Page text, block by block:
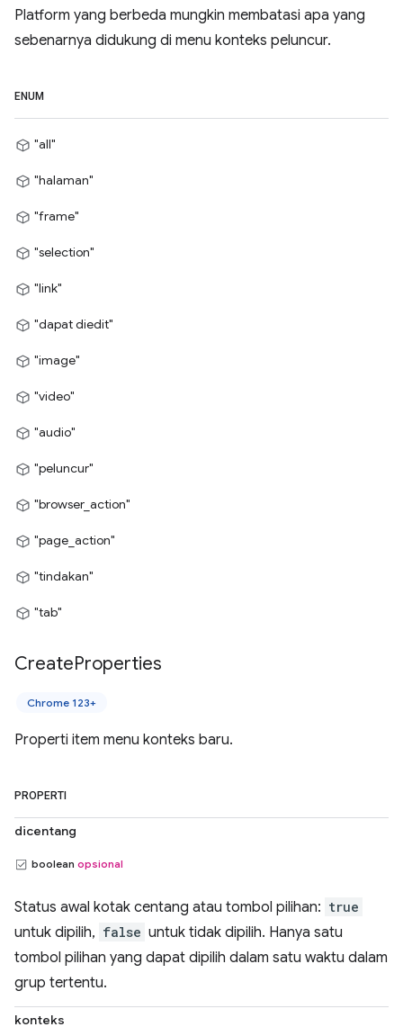
Platform yang berbeda mungkin membatasi apa yang
sebenarnya didukung di menu konteks peluncur.
ENUM
"all"
"halaman"
"frame"
"selection"
"link"
"dapat diedit"
"image"
"video"
"audio"
"peluncur"
"browser_action"
"page_action"
"tindakan"
"tab"
CreateProperties
Chrome 123+
Properti item menu konteks baru.
PROPERTI
dicentang
boolean opsional
Status awal kotak centang atau tombol pilihan: true
untuk dipilih, false untuk tidak dipilih. Hanya satu
tombol pilihan yang dapat dipilih dalam satu waktu dalam
grup tertentu.
konteks